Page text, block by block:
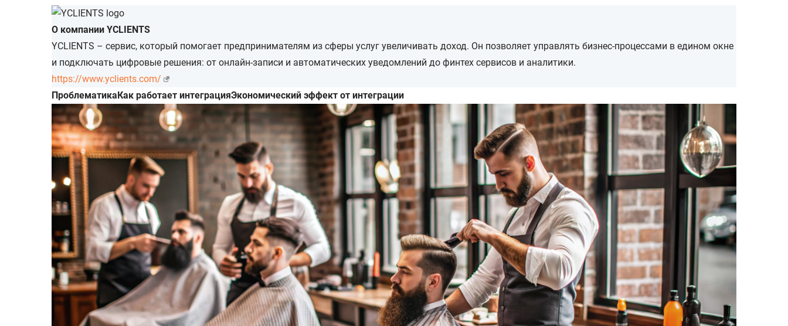
О компании YCLIENTS
YCLIENTS – сервис, который помогает предпринимателям из сферы услуг увеличивать доход. Он позволяет управлять бизнес-процессами в едином окне
и подключать цифровые решения: от онлайн-записи и автоматических уведомлений до финтех сервисов и аналитики.
https://www.yclients.com/
Проблематика Как работает интеграцияЭкономический эффект от интеграции